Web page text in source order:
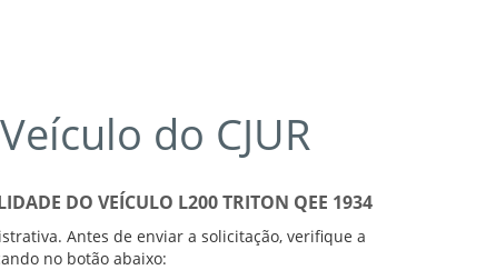
do CJUR
DO VEÍCULO L200 TRITON QEE 1934
Antes de enviar a solicitação, verifique a
no botão abaixo: